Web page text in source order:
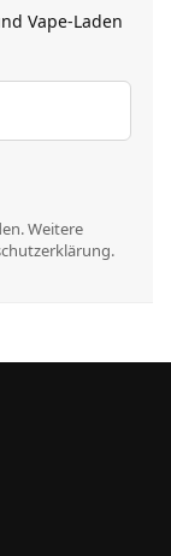
Vape-Laden
Weitere